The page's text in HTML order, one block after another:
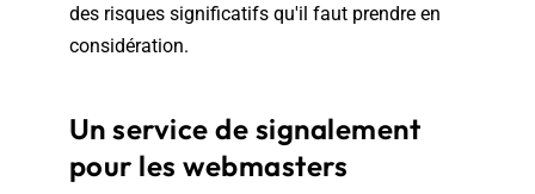
des risques significatifs qu'il faut prendre en
considération.
Un service de signalement
pour les webmasters